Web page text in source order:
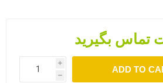
تماس بگیرید
i
h
ADD TO